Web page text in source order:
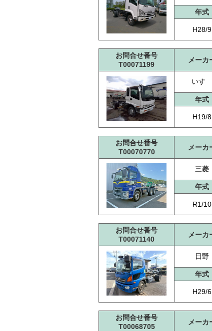
年式
H28/9
お問合せ番号
T00071199
メーカ
いすゞ
年式
H19/8
お問合せ番号
T00070770
メーカ
三菱
年式
R1/10
お問合せ番号
T00071140
メーカ
日野
年式
H29/6
お問合せ番号
T00068705
メーカ